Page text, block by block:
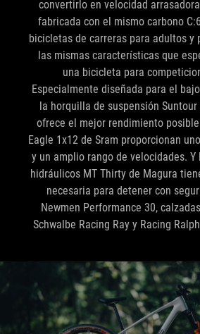
convertirlo en velocidad
fabricada con el mismo carbono
bicicletas de carreras para adultos y
las mismas características que
una bicicleta para
Especialmente diseñada para el
la horquilla de suspensión Suntour
ofrece el mejor rendimiento
Eagle 1x12 de Sram proporcionan
y un amplio rango de velocidades.
hidráulicos MT Thirty de Magura
necesaria para detener con
Newmen Performance 30,
Schwalbe Racing Ray y Racing